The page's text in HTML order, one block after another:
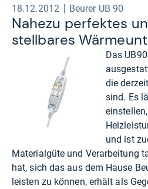
18.12.2012 Beurer UB 90
Nahezu per­fek­tes
stell­ba­res
Das
die
sind. Es
und ist
Materialgüte und Verarbeitung
hat, sich das aus dem Hause
leisten zu können, erhält als